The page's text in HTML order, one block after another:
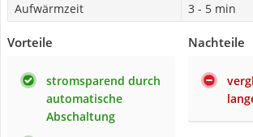
Aufwärmzeit
3 - 5 min
Vorteile
stromsparend durch
automatische
Abschaltung
Nachteile